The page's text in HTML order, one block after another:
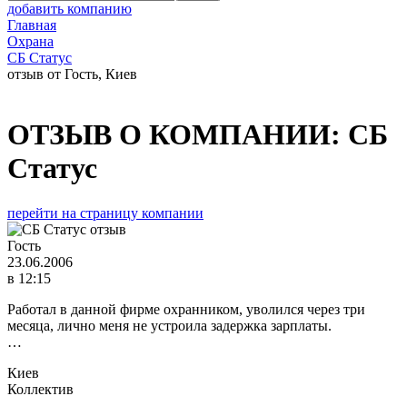
добавить компанию
Главная
Охрана
СБ Статус
отзыв от Гость, Киев
ОТЗЫВ О КОМПАНИИ: СБ
Статус
перейти на страницу компании
Гость
23.06.2006
в 12:15
Работал в данной фирме охранником, уволился через три
месяца, лично меня не устроила задержка зарплаты.
…
Киев
Коллектив